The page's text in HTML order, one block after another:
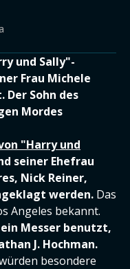
und Sally"-
Frau Michele
Sohn des
Mordes
"Harry und
seiner Ehefrau
Nick Reiner,
werden. Das
Angeles bekannt.
Messer benutzt,
J. Hochman.
besondere